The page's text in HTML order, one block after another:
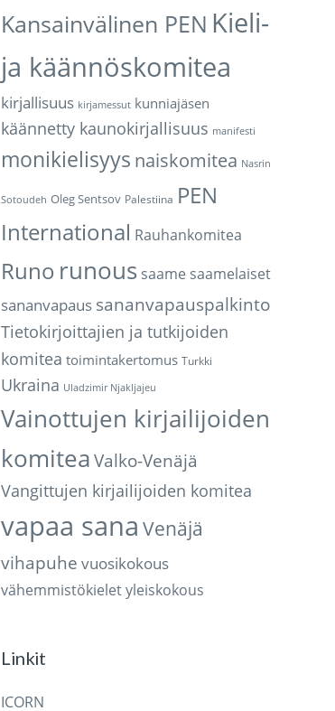
Kansainvälinen PEN Kieli-
ja käännöskomitea
kirjallisuus kirjamessut kunniajäsen
käännetty kaunokirjallisuus manifesti
monikielisyys naiskomitea Nasrin
Sotoudeh Oleg Sentsov Palestiina PEN
International Rauhankomitea
Runo runous saame saamelaiset
sananvapaus sananvapauspalkinto
Tietokirjoittajien ja tutkijoiden
komitea toimintakertomus Turkki
Ukraina Uladzimir Njakljajeu
Vainottujen kirjailijoiden
komitea Valko-Venäjä
Vangittujen kirjailijoiden komitea
vapaa sana Venäjä
vihapuhe vuosikokous
vähemmistökieletyleiskokous
Linkit
ICORN